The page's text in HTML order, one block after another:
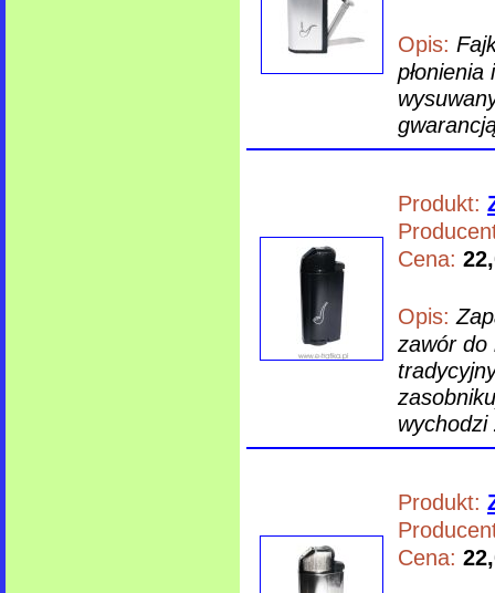
Opis:
Produkt:
Cena:
Opis:
zawór do
Produkt:
Cena: